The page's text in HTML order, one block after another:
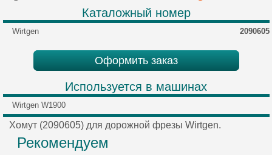
Каталожный номер
Wirtgen 2090605
Оформить заказ
Используется в машинах
Wirtgen W1900
Хомут (2090605) для дорожной фрезы Wirtgen.
Рекомендуем